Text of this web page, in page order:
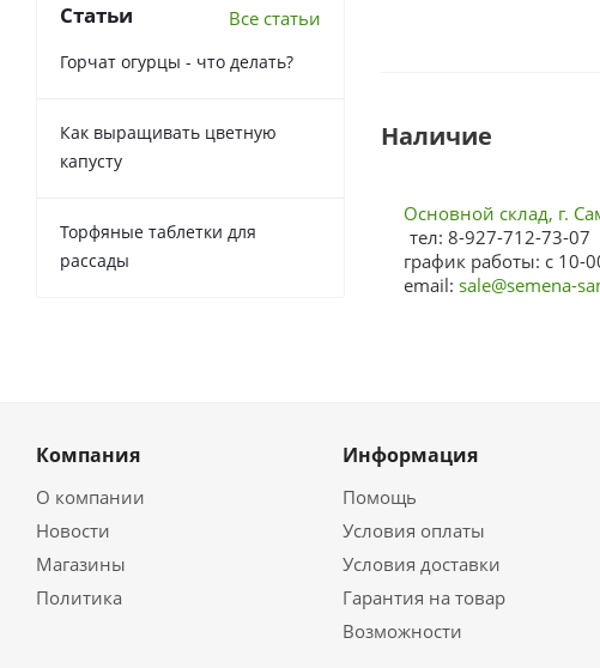
Наличие
Основной склад, г.
тел: 8-927-712-73-07
график работы: с 10-
email: sale@semena-
Статьи Все статьи
Горчат огурцы - что делать?
Как выращивать цветную
капусту
Торфяные таблетки для
рассады
Компания
О компании
Новости
Магазины
Политика
Информация
Помощь
Условия оплаты
Условия доставки
Гарантия на товар
Возможности